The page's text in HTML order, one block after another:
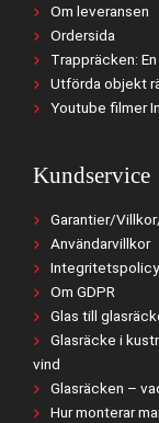
Om leveransen
Ordersida
Trappräcken:
Utförda objekt
Youtube filmer
Kundservice
Garantier/
Användarvillkor
Integritetspolicy
Om GDPR
Glas till
Glasräcke i
vind
Glasräcken –
Hur monterar